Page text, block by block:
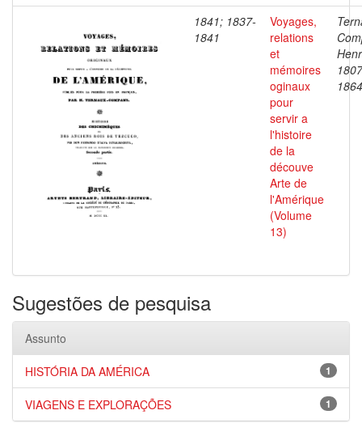
1841; 1837-
1841
Voyages,
relations
et
mémoires
oginaux
pour
servir a
l'histoire
de la
découve
Arte de
l'Amérique
(Volume
13)
1864
Sugestões de pesquisa
Assunto
1
HISTÓRIA DA AMÉRICA
1
VIAGENS E EXPLORAÇÕES